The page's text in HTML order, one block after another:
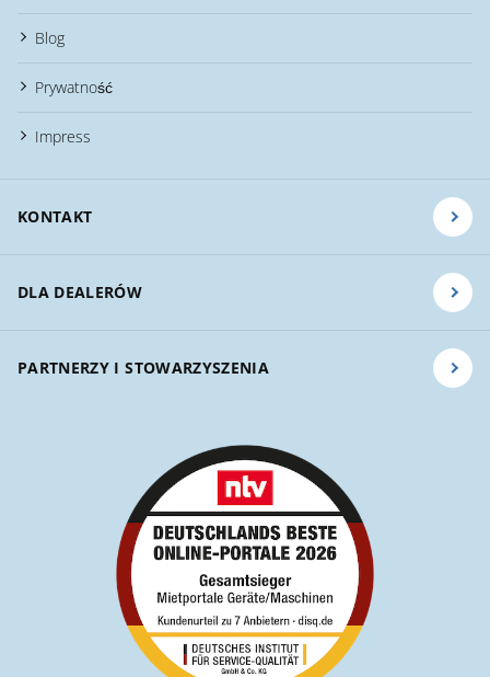
Blog
Prywatność
Impress
KONTAKT
DLA DEALERÓW
PARTNERZY I STOWARZYSZENIA